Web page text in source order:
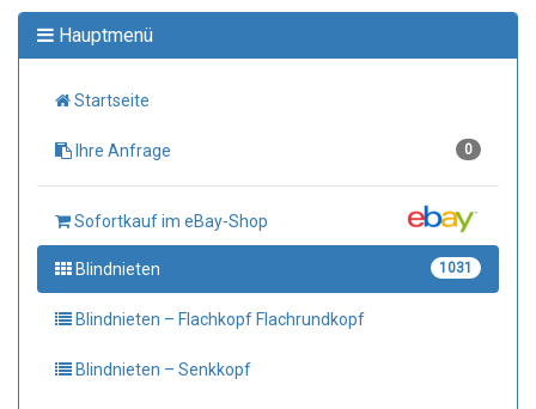
Hauptmenü
Startseite
Ihre Anfrage 0
Sofortkauf im eBay-Shop
Blindnieten 1031
Blindnieten – Flachkopf Flachrundkopf
Blindnieten – Senkkopf